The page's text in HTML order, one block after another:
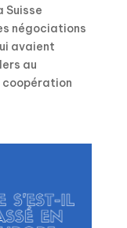
Suisse
négociations
avaient
au
coopération